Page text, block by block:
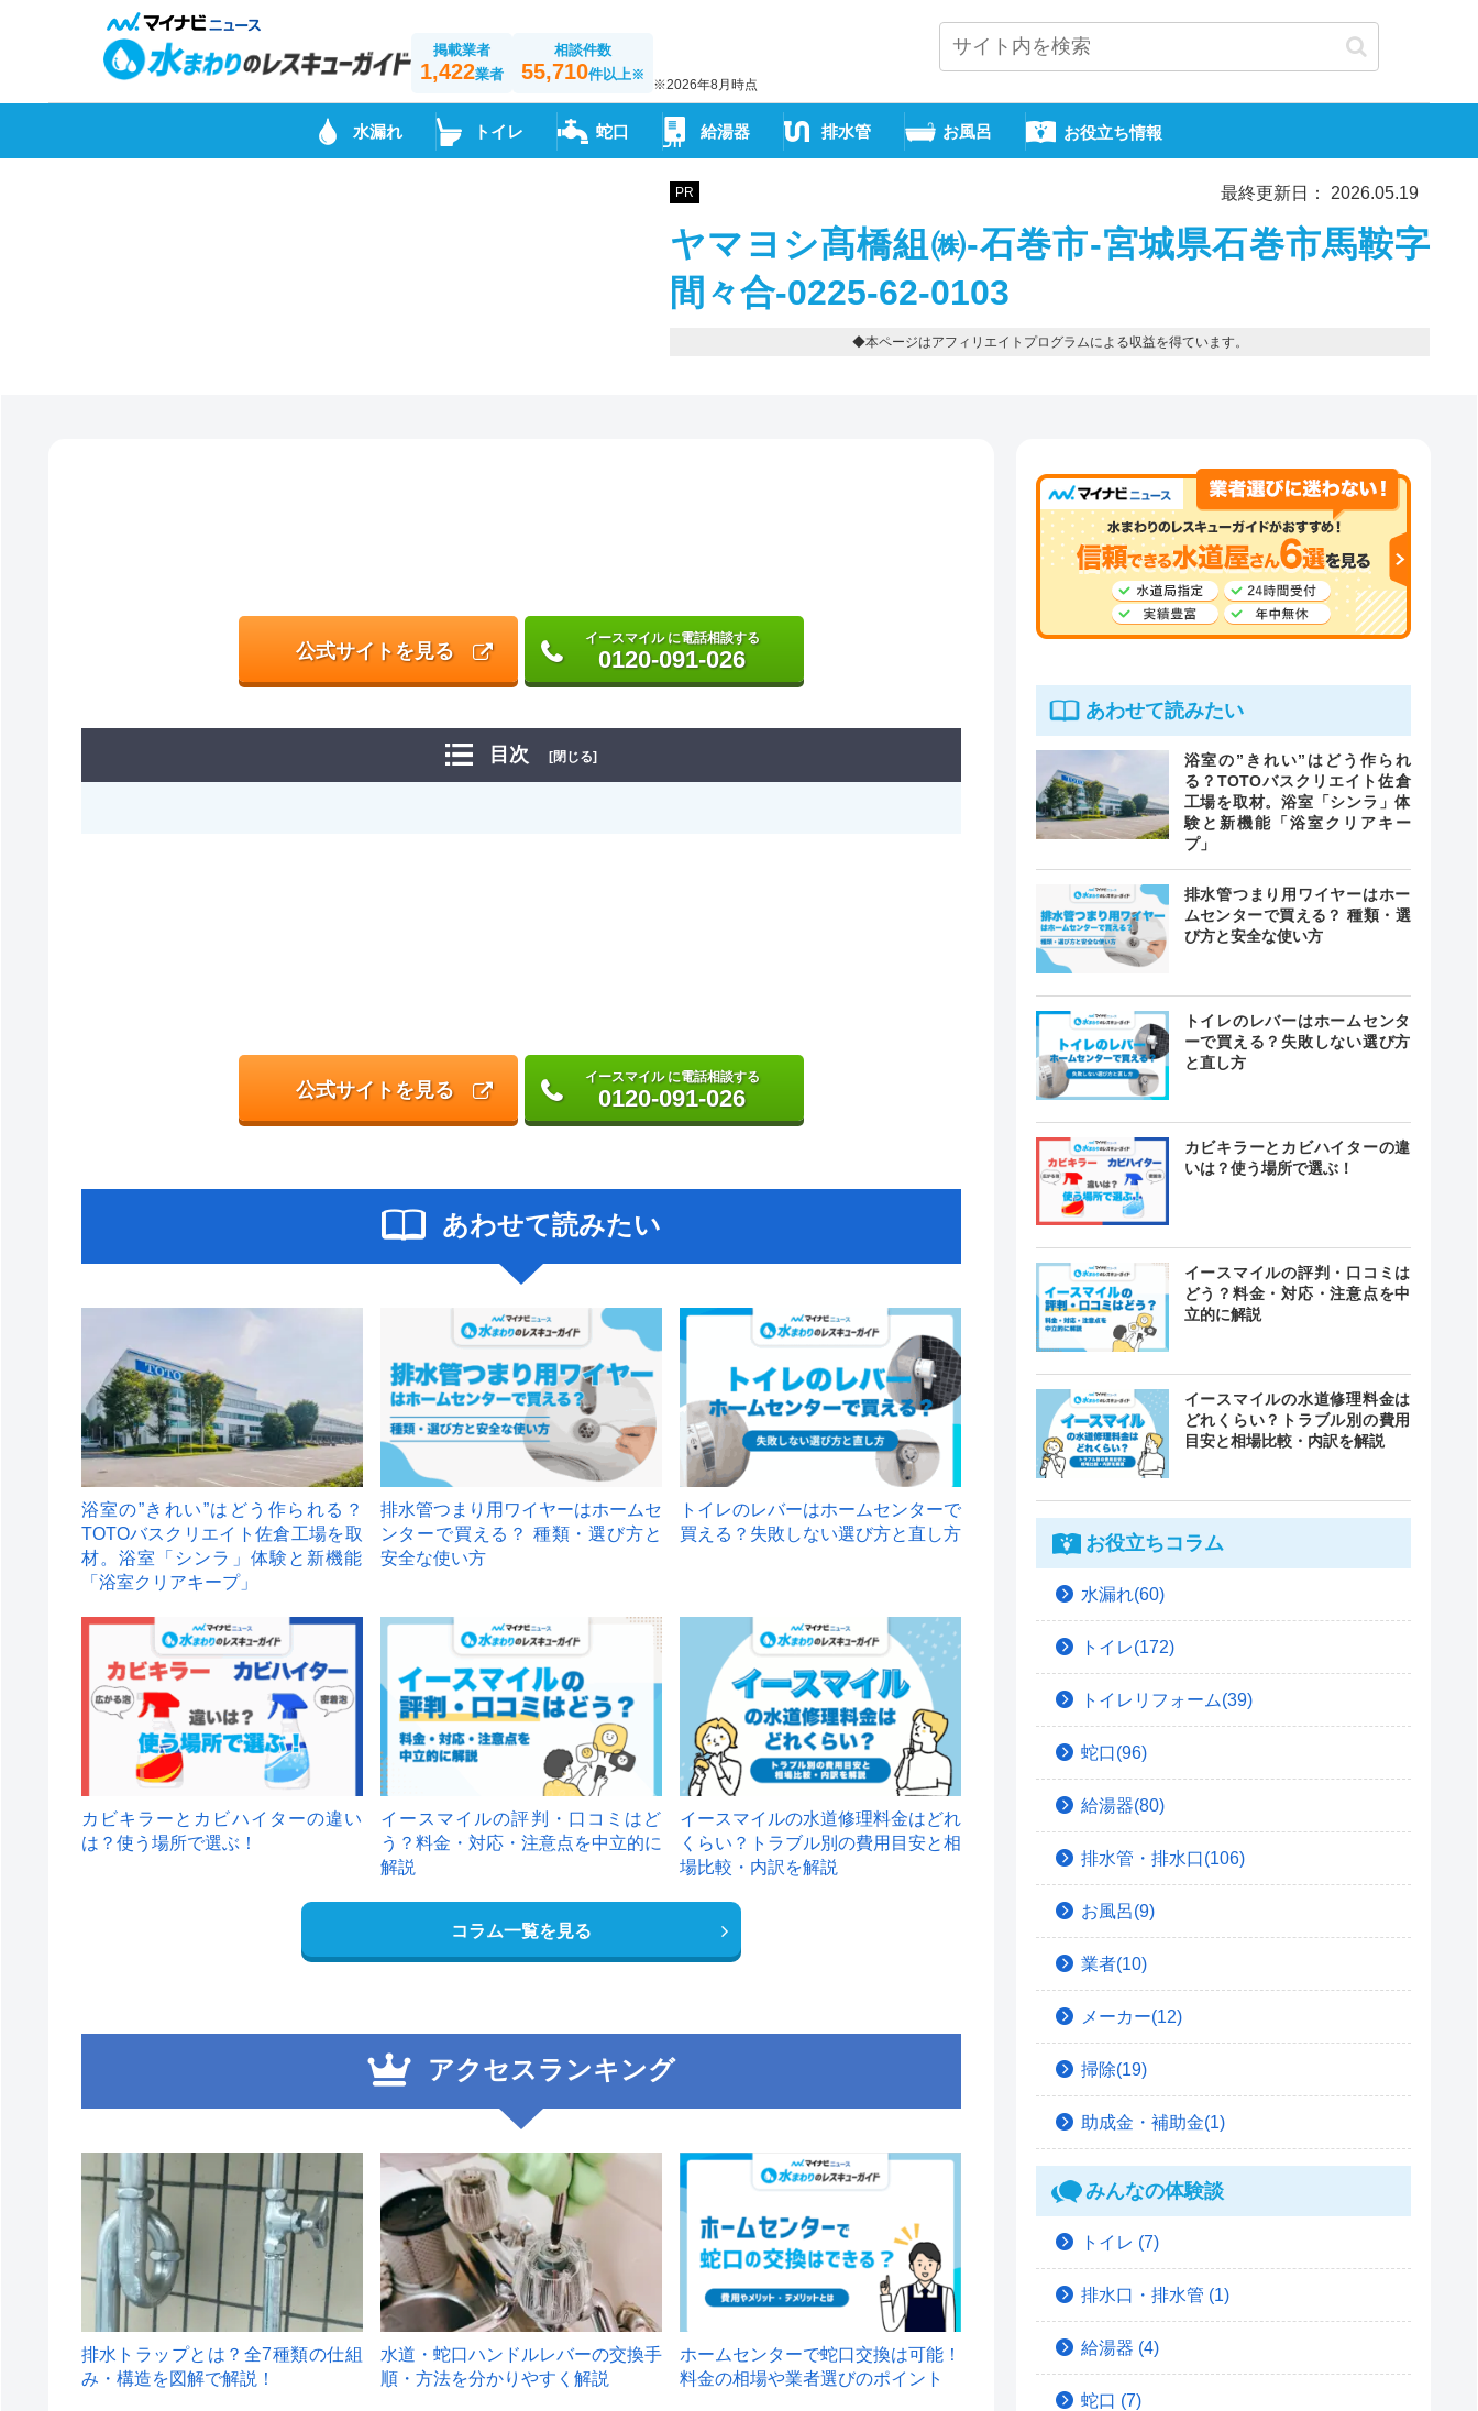
掲載業者
1,422業者
相談件数
55,710件以上※
※2026年8月時点
水漏れ トイレ 蛇口 給湯器 排水管 お風呂 お役立ち情報
PR 最終更新日： 2026.05.19
ヤマヨシ髙橋組㈱-石巻市-宮城県石巻市馬鞍字
間々合-0225-62-0103
◆本ページはアフィリエイトプログラムによる収益を得ています。
公式サイトを見る
イースマイル に電話相談する
0120-091-026
目次 [閉じる]
公式サイトを見る
イースマイル に電話相談する
0120-091-026
あわせて読みたい
浴室の”きれい”はどう作られる？
TOTOバスクリエイト佐倉工場を取
材。浴室「シンラ」体験と新機能
「浴室クリアキープ」
排水管つまり用ワイヤーはホームセ
ンターで買える？ 種類・選び方と
安全な使い方
トイレのレバーはホームセンターで
買える？失敗しない選び方と直し方
カビキラーとカビハイターの違い
は？使う場所で選ぶ！
イースマイルの評判・口コミはど
う？料金・対応・注意点を中立的に
解説
イースマイルの水道修理料金はどれ
くらい？トラブル別の費用目安と相
場比較・内訳を解説
コラム一覧を見る
アクセスランキング
1
排水トラップとは？全7種類の仕組
み・構造を図解で解説！
2
水道・蛇口ハンドルレバーの交換手
順・方法を分かりやすく解説
ホームセンターで蛇口交換は可能！
料金の相場や業者選びのポイント
あわせて読みたい
浴室の”きれい”はどう作られ
る？TOTOバスクリエイト佐倉
工場を取材。浴室「シンラ」体
験と新機能「浴室クリアキー
プ」
排水管つまり用ワイヤーはホー
ムセンターで買える？ 種類・選
び方と安全な使い方
トイレのレバーはホームセンタ
ーで買える？失敗しない選び方
と直し方
カビキラーとカビハイターの違
いは？使う場所で選ぶ！
イースマイルの評判・口コミは
どう？料金・対応・注意点を中
立的に解説
イースマイルの水道修理料金は
どれくらい？トラブル別の費用
目安と相場比較・内訳を解説
お役立ちコラム
水漏れ(60)
トイレ(172)
トイレリフォーム(39)
蛇口(96)
給湯器(80)
排水管・排水口(106)
お風呂(9)
業者(10)
メーカー(12)
掃除(19)
助成金・補助金(1)
みんなの体験談
トイレ (7)
排水口・排水管 (1)
給湯器 (4)
蛇口 (7)